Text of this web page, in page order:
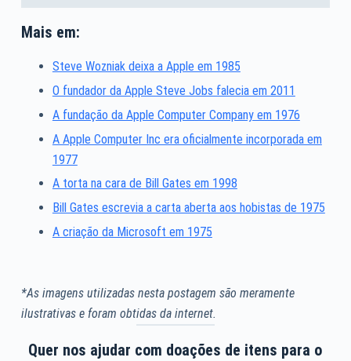
Mais em:
Steve Wozniak deixa a Apple em 1985
O fundador da Apple Steve Jobs falecia em 2011
A fundação da Apple Computer Company em 1976
A Apple Computer Inc era oficialmente incorporada em
1977
A torta na cara de Bill Gates em 1998
Bill Gates escrevia a carta aberta aos hobistas de 1975
A criação da Microsoft em 1975
*As imagens utilizadas nesta postagem são meramente
ilustrativas e foram obtidas da internet.
Quer nos ajudar com doações de itens para o